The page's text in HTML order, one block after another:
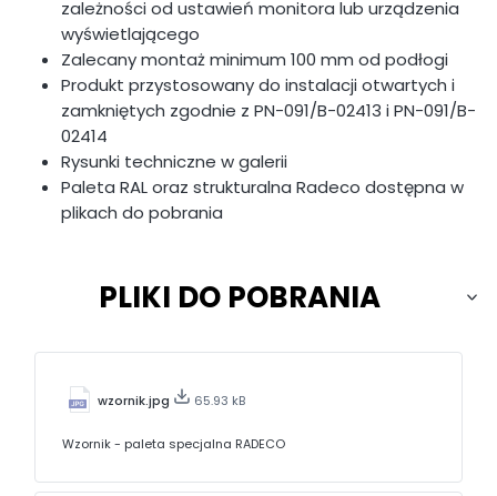
zależności od ustawień monitora lub urządzenia
wyświetlającego
Zalecany montaż minimum 100 mm od podłogi
Produkt przystosowany do instalacji otwartych i
zamkniętych zgodnie z PN-091/B-02413 i PN-091/B-
02414
Rysunki techniczne w galerii
Paleta RAL oraz strukturalna Radeco dostępna w
plikach do pobrania
PLIKI DO POBRANIA
wzornik.jpg 65.93 kB
Wzornik - paleta specjalna RADECO